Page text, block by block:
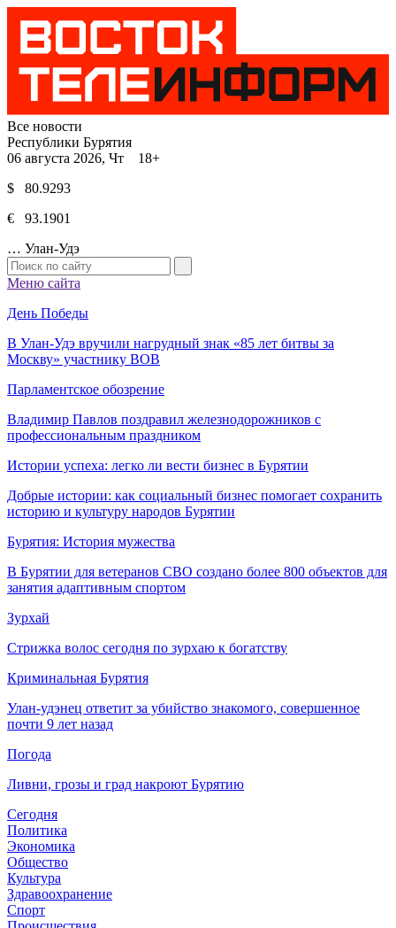
Все новости
Республики Бурятия
06 августа 2026, Чт 18+
$ 80.9293
€ 93.1901
… Улан-Удэ
Меню сайта
День Победы
В Улан-Удэ вручили нагрудный знак «85 лет битвы за
Москву» участнику ВОВ
Парламентское обозрение
Владимир Павлов поздравил железнодорожников с
профессиональным праздником
Истории успеха: легко ли вести бизнес в Бурятии
Добрые истории: как социальный бизнес помогает сохранить
историю и культуру народов Бурятии
Бурятия: История мужества
В Бурятии для ветеранов СВО создано более 800 объектов для
занятия адаптивным спортом
Зурхай
Стрижка волос сегодня по зурхаю к богатству
Криминальная Бурятия
Улан-удэнец ответит за убийство знакомого, совершенное
почти 9 лет назад
Погода
Ливни, грозы и град накроют Бурятию
Сегодня
Политика
Экономика
Общество
Культура
Здравоохранение
Спорт